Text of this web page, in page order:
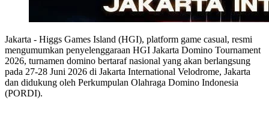
Jakarta - Higgs Games Island (HGI), platform game casual, resmi
mengumumkan penyelenggaraan HGI Jakarta Domino Tournament
2026, turnamen domino bertaraf nasional yang akan berlangsung
pada 27-28 Juni 2026 di Jakarta International Velodrome, Jakarta
dan didukung oleh Perkumpulan Olahraga Domino Indonesia
(PORDI).